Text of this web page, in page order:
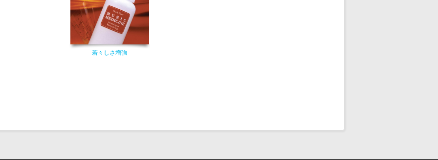
若々しさ増強